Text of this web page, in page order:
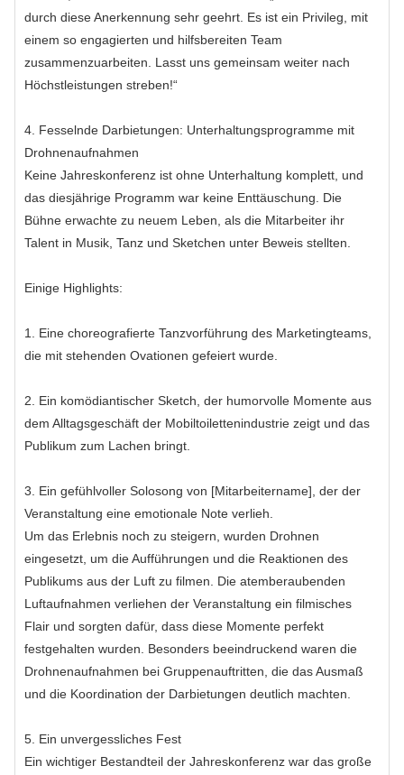
durch diese Anerkennung sehr geehrt. Es ist ein Privileg, mit
einem so engagierten und hilfsbereiten Team
zusammenzuarbeiten. Lasst uns gemeinsam weiter nach
Höchstleistungen streben!“
4. Fesselnde Darbietungen: Unterhaltungsprogramme mit
Drohnenaufnahmen
Keine Jahreskonferenz ist ohne Unterhaltung komplett, und
das diesjährige Programm war keine Enttäuschung. Die
Bühne erwachte zu neuem Leben, als die Mitarbeiter ihr
Talent in Musik, Tanz und Sketchen unter Beweis stellten.
Einige Highlights:
1. Eine choreografierte Tanzvorführung des Marketingteams,
die mit stehenden Ovationen gefeiert wurde.
2. Ein komödiantischer Sketch, der humorvolle Momente aus
dem Alltagsgeschäft der Mobiltoilettenindustrie zeigt und das
Publikum zum Lachen bringt.
3. Ein gefühlvoller Solosong von [Mitarbeitername], der der
Veranstaltung eine emotionale Note verlieh.
Um das Erlebnis noch zu steigern, wurden Drohnen
eingesetzt, um die Aufführungen und die Reaktionen des
Publikums aus der Luft zu filmen. Die atemberaubenden
Luftaufnahmen verliehen der Veranstaltung ein filmisches
Flair und sorgten dafür, dass diese Momente perfekt
festgehalten wurden. Besonders beeindruckend waren die
Drohnenaufnahmen bei Gruppenauftritten, die das Ausmaß
und die Koordination der Darbietungen deutlich machten.
5. Ein unvergessliches Fest
Ein wichtiger Bestandteil der Jahreskonferenz war das große